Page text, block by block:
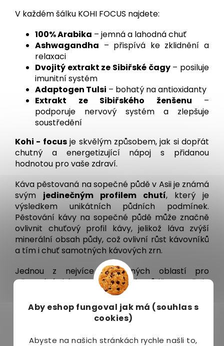
Aby eshop fungoval jak má (souhlas s
cookies)
Abyste na našich stránkách rychle našli to,
V každém šálku KOHI FOCUS najdete:
100% Arabika – jemná a lahodná chuť
Ashwagandha – přispívá ke zklidnění a
relaxaci
Dvojitý extrakt ze Sibiřské čagy – posiluje
imunitní systém
Adaptogen Tulsi – bohatý na antioxidanty
Extrakt ze Sibiřského ženšenu
–
podporuje nervový systém a zlepšuje
soustředění
Kohi - focusje skvělým způsobem, jak si dopřát
chutný a energetizující nápoj s přidanou
hodnotou pro vaše zdraví.
Káva pěstovaná na sopečné půdě v Asii je známá
svým jedinečným profilem chutí, který je
výsledkem unikátních půdních podmínek.
Pěstování kávy na sopečné půdě může značně
ovlivnit chuťový profil kávy, jelikož láva zvýší
minerální obsah půdy, což ovlivní růst kávovníků
a tím i chuť samotných kávových zrn.
Jednou z nejvíce uznávaných oblastí pro
pěstování kávy na sopečné půdě v Asii je
Indonésie, konkrétně ostrovy Sumatra, Java a
Sulawesi.
Hledáte úžasný začátek dne, který vám dodá
energii a pomůže vám se soustředit?